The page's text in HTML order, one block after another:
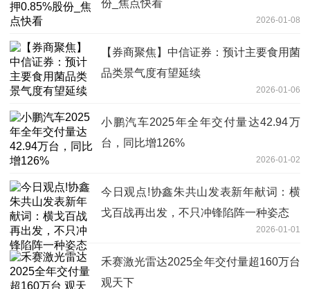
份_焦点快看
2026-01-08
【券商聚焦】中信证券：预计主要食用菌
品类景气度有望延续
2026-01-06
小鹏汽车2025年全年交付量达42.94万
台，同比增126%
2026-01-02
今日观点!协鑫朱共山发表新年献词：横
戈百战再出发，不只冲锋陷阵一种姿态
2026-01-01
禾赛激光雷达2025全年交付量超160万台
观天下